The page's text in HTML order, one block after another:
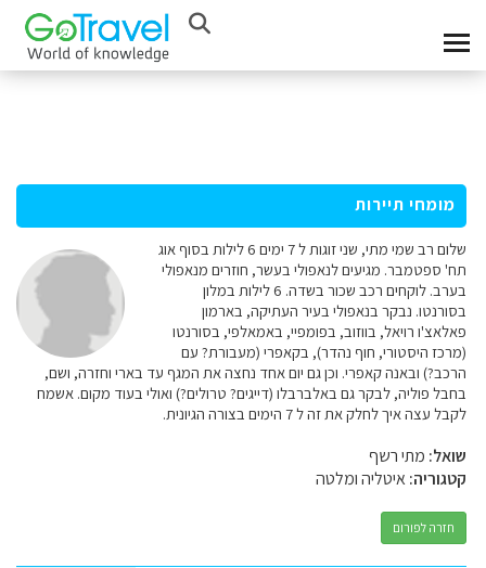
מומחי תיירות
שלום רב שמי מתי, שני זוגות ל 7 ימים 6 לילות בסוף אוג
תח' ספטמבר. מגיעים לנאפולי בעשר, חוזרים מנאפולי
בערב. לוקחים רכב שכור בשדה. 6 לילות במלון
בסורנטו. נבקר בנאפולי בעיר העתיקה, בארמון
פאלאצ'ו רויאל, בווזוב, בפומפיי, באמאלפי, בסורנטו
(מרכז היסטורי, חוף נהדר), בקאפרי (מעבורת? עם
הרכב?) ובאנה קאפרי. וכן גם יום אחד נחצה את המגף עד בארי וחזרה, ושם,
בחבל פוליה, לבקר גם באלברבלו (דייגים? טרולים?) ואולי בעוד מקום. אשמח
לקבל עצה איך לחלק את זה ל 7 הימים בצורה הגיונית.
שואל: מתי רשף
קטגוריה:איטליה ומלטה
חזרה לפורום